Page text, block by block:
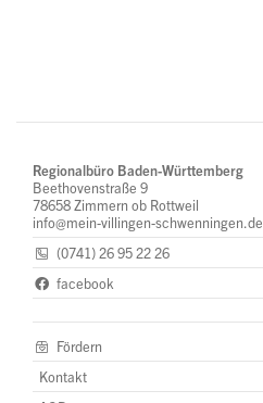
Regionalbüro Baden-Württemberg
Beethovenstraße 9
78658 Zimmern ob Rottweil
info@mein-villingen-schwenningen.de
(0741) 26 95 22 26
facebook
Fördern
Kontakt